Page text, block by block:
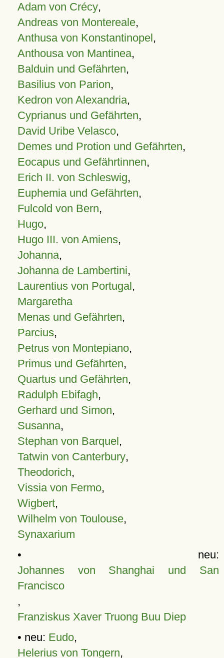
Adam von Crécy,
Andreas von Montereale,
Anthusa von Konstantinopel,
Anthousa von Mantinea,
Balduin und Gefährten,
Basilius von Parion,
Kedron von Alexandria,
Cyprianus und Gefährten,
David Uribe Velasco,
Demes und Protion und Gefährten,
Eocapus und Gefährtinnen,
Erich II. von Schleswig,
Euphemia und Gefährten,
Fulcold von Bern,
Hugo,
Hugo III. von Amiens,
Johanna,
Johanna de Lambertini,
Laurentius von Portugal,
Margaretha
Menas und Gefährten,
Parcius,
Petrus von Montepiano,
Primus und Gefährten,
Quartus und Gefährten,
Radulph Ebifagh,
Gerhard und Simon,
Susanna,
Stephan von Barquel,
Tatwin von Canterbury,
Theodorich,
Vissia von Fermo,
Wigbert,
Wilhelm von Toulouse,
Synaxarium
• neu:
Johannes von Shanghai und San
Francisco
,
Franziskus Xaver Truong Buu Diep
• neu: Eudo,
Helerius von Tongern,